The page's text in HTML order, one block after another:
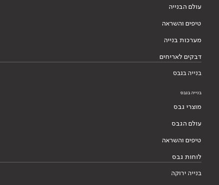
עולם הבנייה
טיפים והשראה
מערכות בנייה
דבקים לאריחים
בנייה בגבס
בנייה בגבס
מוצרי גבס
עולם הגבס
טיפים והשראה
לוחות גבס
בנייה ירוקה